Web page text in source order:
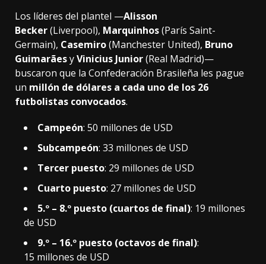
Los líderes del plantel —Alisson
Becker(Liverpool), Marquinhos(París Saint-
Germain), Casemiro(Manchester United), Bruno
GuimarãesyVinicius Junior(Real Madrid)—
buscaron que la Confederación Brasileña les pague
un millón de dólares a cada uno de los 26
futbolistas convocados.
Campeón: 50 millones de USD
Subcampeón: 33 millones de USD
Tercer puesto: 29 millones de USD
Cuarto puesto: 27 millones de USD
5.º – 8.º puesto (cuartos de final): 19 millones
de USD
9.º – 16.º puesto (octavos de final):
15 millones de USD